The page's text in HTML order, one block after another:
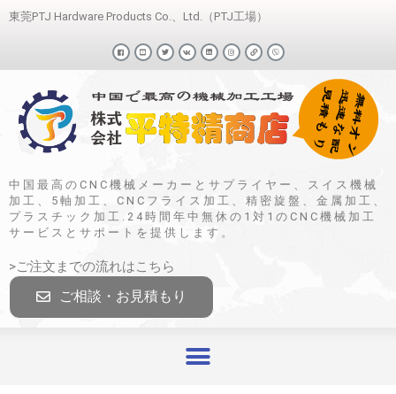
東莞PTJ Hardware Products Co.、Ltd.（PTJ工場）
中国最高のCNC機械メーカーとサプライヤー、スイス機械
加工、5軸加工、CNCフライス加工、精密旋盤、金属加工、
プラスチック加工.24時間年中無休の1対1のCNC機械加工
サービスとサポートを提供します。
>ご注文までの流れはこちら
ご相談・お見積もり